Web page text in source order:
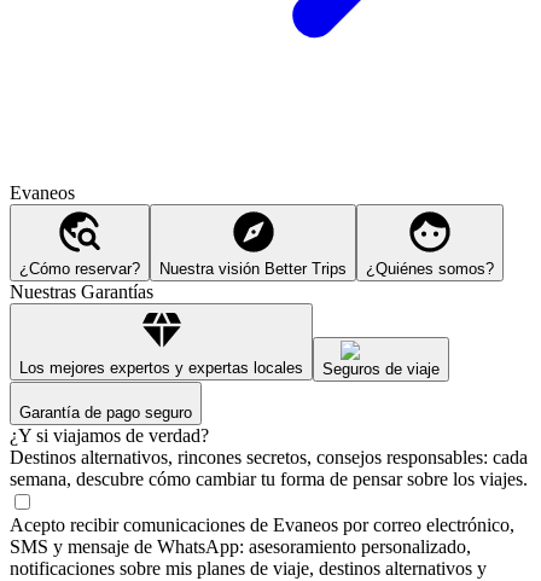
Evaneos
¿Cómo reservar? Nuestra visión Better Trips ¿Quiénes somos?
Nuestras Garantías
Los mejores expertos y expertas locales Seguros de viaje
Garantía de pago seguro
¿Y si viajamos de verdad?
Destinos alternativos, rincones secretos, consejos responsables: cada
semana, descubre cómo cambiar tu forma de pensar sobre los viajes.
Acepto recibir comunicaciones de Evaneos por correo electrónico,
SMS y mensaje de WhatsApp: asesoramiento personalizado,
notificaciones sobre mis planes de viaje, destinos alternativos y